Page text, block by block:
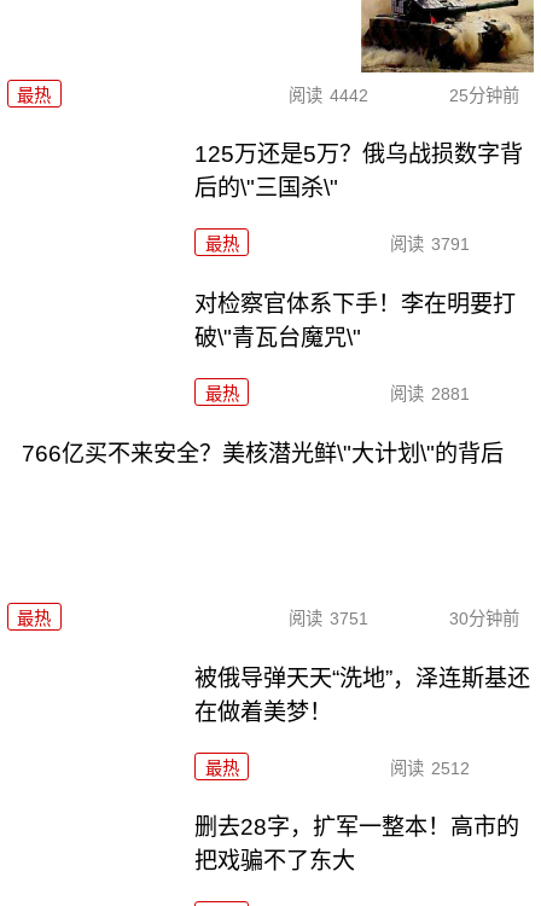
最热 阅读 4442 25分钟前
125万还是5万？俄乌战损数字背
后的\"三国杀\"
最热 阅读 3791
对检察官体系下手！李在明要打
破\"青瓦台魔咒\"
最热 阅读 2881
766亿买不来安全？美核潜光鲜\"大计划\"的背后
最热 阅读 3751 30分钟前
被俄导弹天天“洗地”，泽连斯基还
在做着美梦！
最热 阅读 2512
删去28字，扩军一整本！高市的
把戏骗不了东大